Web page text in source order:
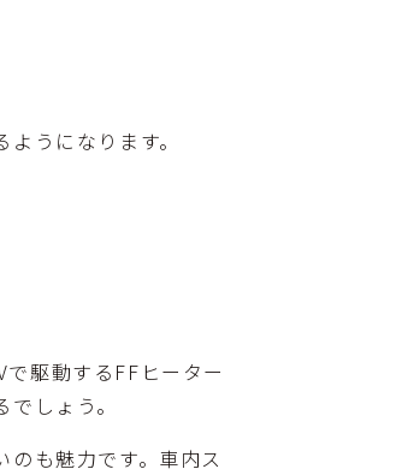
うになります。
駆動するFFヒーター
しょう。
も魅力です。車内ス